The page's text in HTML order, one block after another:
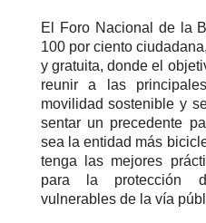
El Foro Nacional de la
100 por ciento
y gratuita, donde el
reunir a las
movilidad sostenible y
sentar un precedente
sea la entidad más
tenga las mejores
para la protección
vulnerables de la vía